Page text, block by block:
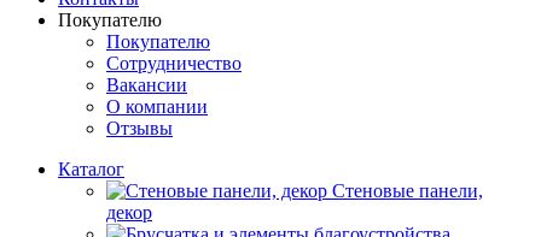
Покупателю
Покупателю
Сотрудничество
Вакансии
О компании
Отзывы
Каталог
Стеновые панели,
декор